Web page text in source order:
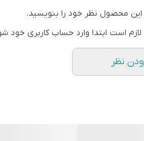
این محصول نظر خود را بنویسید.
است ابتدا وارد حساب کاربری خود
نظر